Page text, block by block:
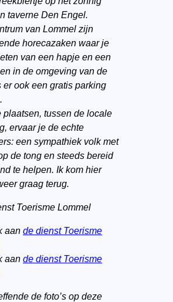
taverne Den Engel.
van Lommel zijn
horecazaken waar je
van een hapje en een
in de omgeving van de
er ook een gratis parking
plaatsen, tussen de locale
ervaar je de echte
een sympathiek volk met
de tong en steeds bereid
te helpen. Ik kom hier
graag terug.
Toerisme Lommel
aan de dienst Toerisme
aan de dienst Toerisme
de foto’s op deze